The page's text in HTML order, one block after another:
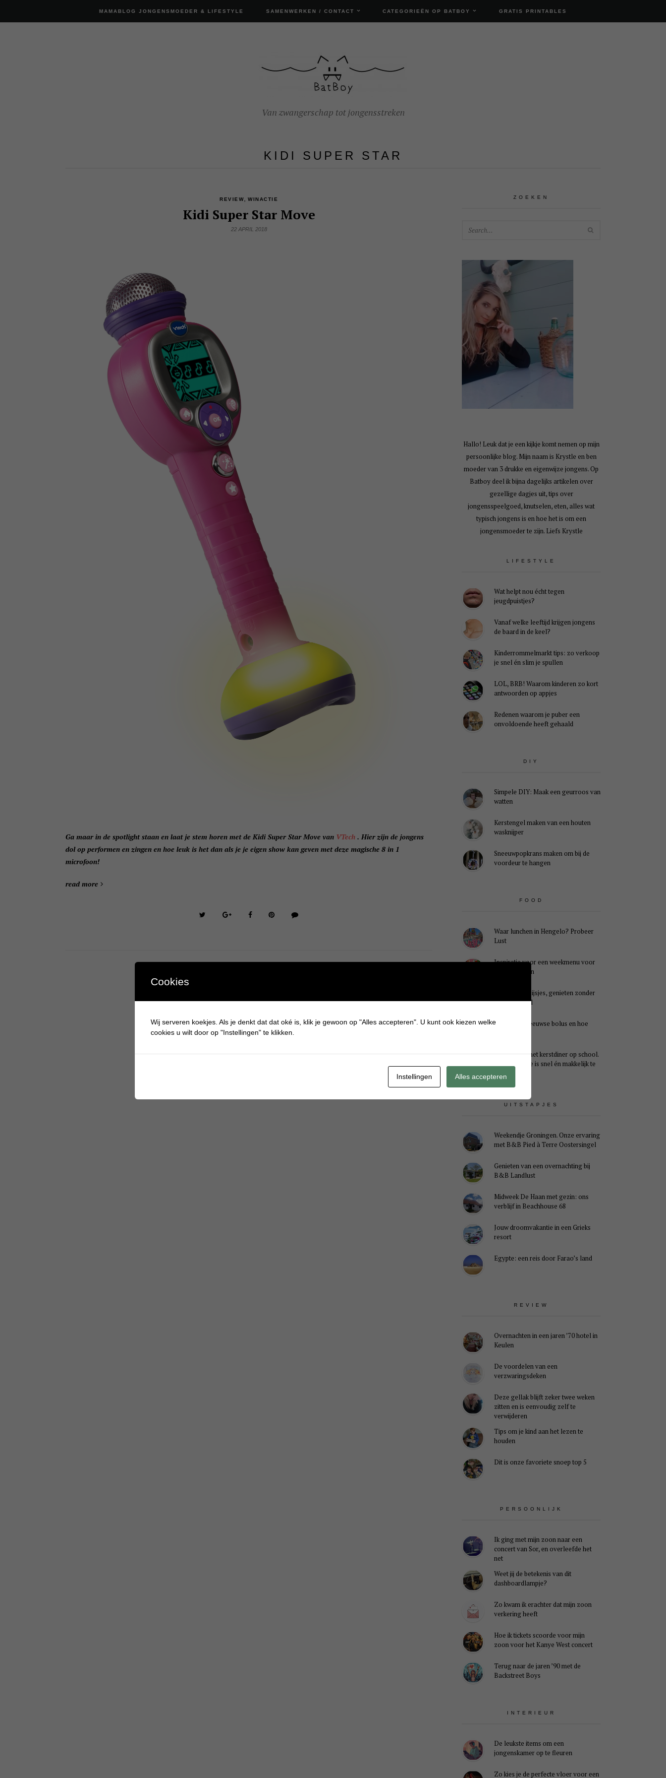
MAMABLOG JONGENSMOEDER & LIFESTYLE SAMENWERKEN / CONTACT CATEGORIEËN OP BATBOY GRATIS PRINTABLES
Van zwangerschap tot jongensstreken
KIDI SUPER STAR
REVIEW WINACTIE
Kidi Super Star Move
22 APRIL 2018
Ga maar in de spotlight staan en laat je stem horen met de Kidi Super Star Move van VTech . Hier zijn de jongens
dol op performen en zingen en hoe leuk is het dan als je je eigen show kan geven met deze magische 8 in 1
microfoon!
read more
ZOEKEN
Hallo! Leuk dat je een kijkje komt nemen op mijn
persoonlijke blog. Mijn naam is Krystle en ben
moeder van 3 drukke en eigenwijze jongens. Op
Batboy deel ik bijna dagelijks artikelen over
gezellige dagjes uit, tips over
jongensspeelgoed, knutselen, eten, alles wat
typisch jongens is en hoe het is om een
jongensmoeder te zijn. Liefs Krystle
LIFESTYLE
Wat helpt nou écht tegen
jeugdpuistjes?
Vanaf welke leeftijd krijgen jongens
de baard in de keel?
Kinderrommelmarkt tips: zo verkoop
je snel én slim je spullen
LOL, BRB! Waarom kinderen zo kort
antwoorden op appjes
Redenen waarom je puber een
onvoldoende heeft gehaald
DIY
Simpele DIY: Maak een geurroos van
watten
Kerstengel maken van een houten
wasknijper
Sneeuwpopkrans maken om bij de
voordeur te hangen
FOOD
Waar lunchen in Hengelo? Probeer
Lust
Inspiratie voor een weekmenu voor
het hele gezin
Caloriearme ijsjes, genieten zonder
schuldgevoel
Wat is een Zeeuwse bolus en hoe
Ideaal voor het kerstdiner op school.
Dit kersthapje is snel én makkelijk te
UITSTAPJES
Weekendje Groningen. Onze ervaring
met B&B Pied à Terre Oostersingel
Genieten van een overnachting bij
B&B Landlust
Midweek De Haan met gezin: ons
verblijf in Beachhouse 68
Jouw droomvakantie in een Grieks
resort
Egypte: een reis door Farao’s land
REVIEW
Overnachten in een jaren ’70 hotel in
Keulen
De voordelen van een
verzwaringsdeken
Deze gellak blijft zeker twee weken
zitten en is eenvoudig zelf te
verwijderen
Tips om je kind aan het lezen te
houden
Dit is onze favoriete snoep top 5
PERSOONLIJK
Ik ging met mijn zoon naar een
concert van Sor, en overleefde het
net
Weet jij de betekenis van dit
dashboardlampje?
Zo kwam ik erachter dat mijn zoon
verkering heeft
Hoe ik tickets scoorde voor mijn
zoon voor het Kanye West concert
Terug naar de jaren ’90 met de
Backstreet Boys
INTERIEUR
De leukste items om een
jongenskamer op te fleuren
Zo kies je de perfecte vloer voor een
Cookies
Wij serveren koekjes. Als je denkt dat dat oké is, klik je gewoon op "Alles accepteren". U kunt ook kiezen welke
cookies u wilt door op "Instellingen" te klikken.
Instellingen Alles accepteren